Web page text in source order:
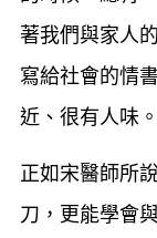
著我們與家人
寫給社會的情
近、很有人味。
正如宋醫師所
刀，更能學會